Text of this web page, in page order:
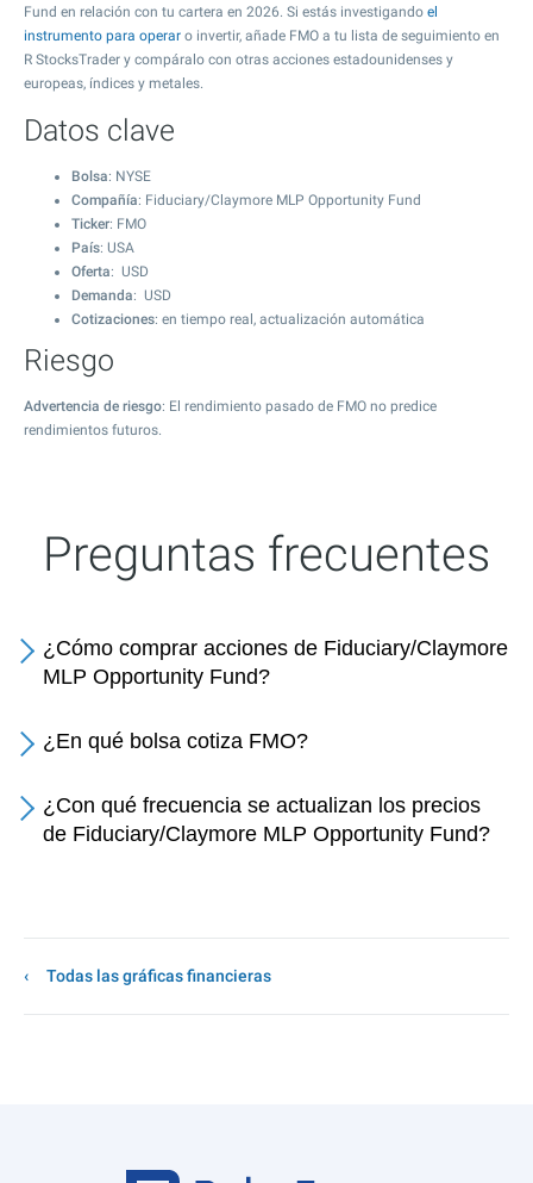
Fund en relación con tu cartera en 2026. Si estás investigando el
instrumento para operar o invertir, añade FMO a tu lista de seguimiento en
R StocksTrader y compáralo con otras acciones estadounidenses y
europeas, índices y metales.
Datos clave
Bolsa: NYSE
Compañía: Fiduciary/Claymore MLP Opportunity Fund
Ticker: FMO
País: USA
Oferta: USD
Demanda: USD
Cotizaciones: en tiempo real, actualización automática
Riesgo
Advertencia de riesgo: El rendimiento pasado de FMO no predice
rendimientos futuros.
Preguntas frecuentes
¿Cómo comprar acciones de Fiduciary/Claymore
MLP Opportunity Fund?
¿En qué bolsa cotiza FMO?
¿Con qué frecuencia se actualizan los precios
de Fiduciary/Claymore MLP Opportunity Fund?
Todas las gráficas financieras